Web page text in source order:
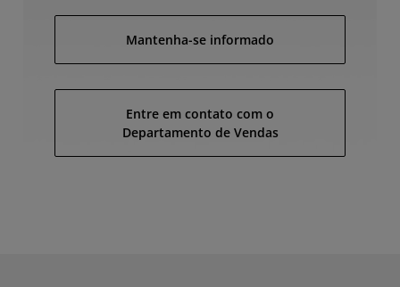
Mantenha-se informado
Entre em contato com o
Departamento de Vendas